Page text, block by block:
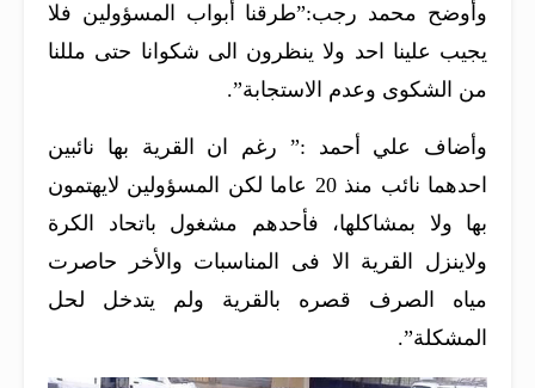
وأوضح محمد رجب:”طرقنا أبواب المسؤولين فلا
يجيب علينا احد ولا ينظرون الى شكوانا حتى مللنا
من الشكوى وعدم الاستجابة”.
وأضاف علي أحمد :” رغم ان القرية بها نائبين
احدهما نائب منذ 20 عاما لكن المسؤولين لايهتمون
بها ولا بمشاكلها، فأحدهم مشغول باتحاد الكرة
ولاينزل القرية الا فى المناسبات والأخر حاصرت
مياه الصرف قصره بالقرية ولم يتدخل لحل
المشكلة”.